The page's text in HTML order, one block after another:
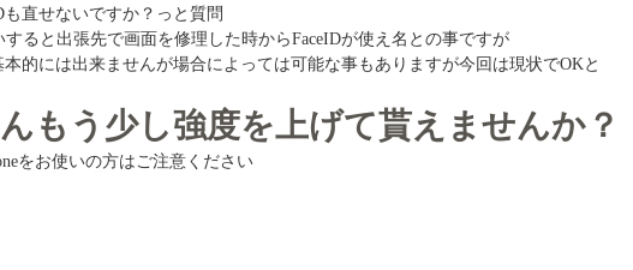
も直せないですか？っと質問
ると出張先で画面を修理した時からFaceIDが使え名との事ですが
本的には出来ませんが場合によっては可能な事もありますが今回は現状でOKと
もう少し強度を上げて貰えませんか？
をお使いの方はご注意ください